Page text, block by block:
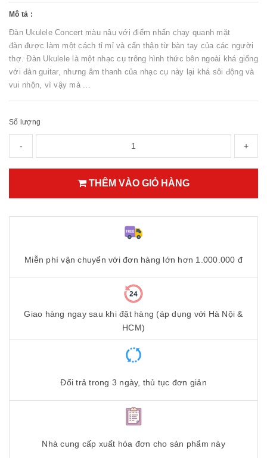
Mô tả :
Đàn Ukulele Concert màu nâu với điểm nhấn chạy quanh mặt
đàn được làm một cách tỉ mỉ và cẩn thận từ bàn tay của các người
thợ. Đàn Ukulele là một nhạc cụ trông hình thức bên ngoài khá giống
với đàn guitar, nhưng âm thanh của nhạc cụ này lại khá sôi động và
vui nhộn, vì vậy mà ...
Số lượng
- +
THÊM VÀO GIỎ HÀNG
Miễn phí vận chuyển với đơn hàng lớn hơn 1.000.000 đ
Giao hàng ngay sau khi đặt hàng (áp dụng với Hà Nội &
HCM)
Đổi trả trong 3 ngày, thủ tục đơn giản
Nhà cung cấp xuất hóa đơn cho sản phẩm này